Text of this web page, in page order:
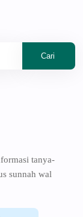
tanya-
sunnah wal